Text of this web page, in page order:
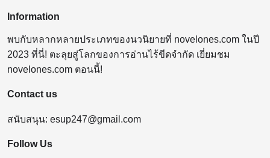
Information
พบกับหลากหลายประเภทของนวนิยายที่ novelones.com ในปี
2023 ที่นี่! ตะลุยสู่โลกของการอ่านไร้ขีดจำกัด เยี่ยมชม
novelones.com ตอนนี้!
Contact us
สนับสนุน: esup247@gmail.com
Follow Us